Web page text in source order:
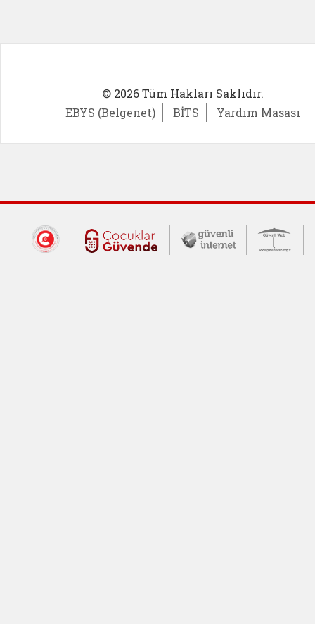
© 2026 Tüm Hakları Saklıdır.
EBYS (Belgenet)
BİTS Yardım Masası
Dış Bağlantılar
Cumhurbaşkanlığı İletişim Merkezi
Çocuklar Güvende (yeni
Güvenli